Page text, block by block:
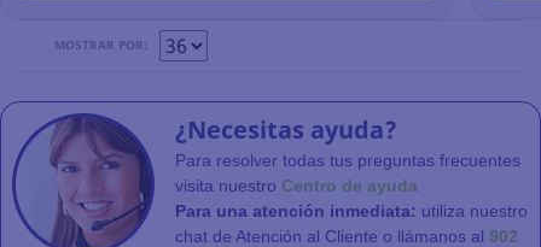
MOSTRAR POR:
¿Necesitas ayuda?
Para resolver todas tus preguntas frecuentes
visita nuestro Centro de ayuda
Para una atención inmediata: utiliza nuestro
chat de Atención al Cliente o llámanos al 902